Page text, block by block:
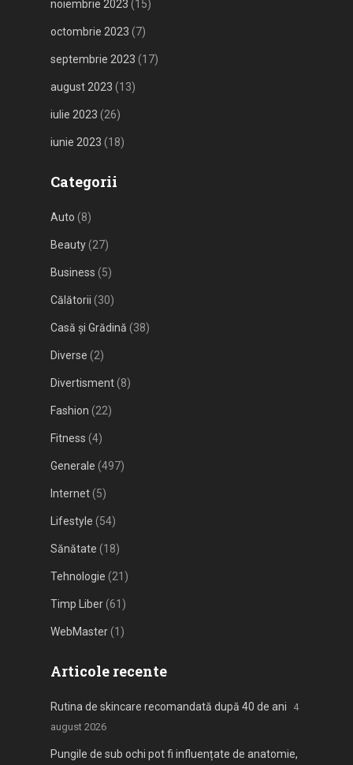
noiembrie 2023 (15)
octombrie 2023 (7)
septembrie 2023 (17)
august 2023 (13)
iulie 2023 (26)
iunie 2023 (18)
Categorii
Auto (8)
Beauty(27)
Business (5)
Călătorii (30)
Casă și Grădină (38)
Diverse (2)
Divertisment(8)
Fashion (22)
Fitness (4)
Generale (497)
Internet(5)
Lifestyle (54)
Sănătate (18)
Tehnologie (21)
Timp Liber(61)
WebMaster(1)
Articole recente
Rutina de skincare recomandată după 40 de ani
4
august 2026
Pungile de sub ochi pot fi influențate de anatomie,